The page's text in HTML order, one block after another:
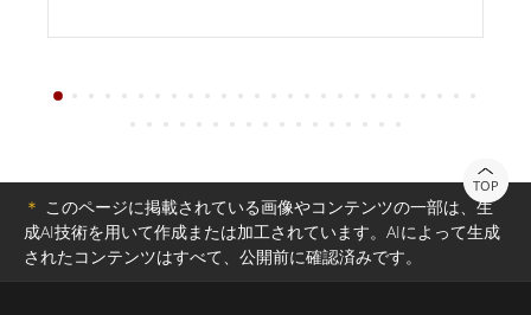
TOP
＊ このページに掲載されている画像やコンテンツの一部は、生
成AI技術を用いて作成または加工されています。AIによって生成
されたコンテンツはすべて、公開前に確認済みです。